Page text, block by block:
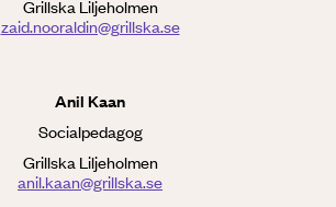
Grillska Liljeholmen
zaid.nooraldin@grillska.se
Anil Kaan
Socialpedagog
Grillska Liljeholmen
anil.kaan@grillska.se